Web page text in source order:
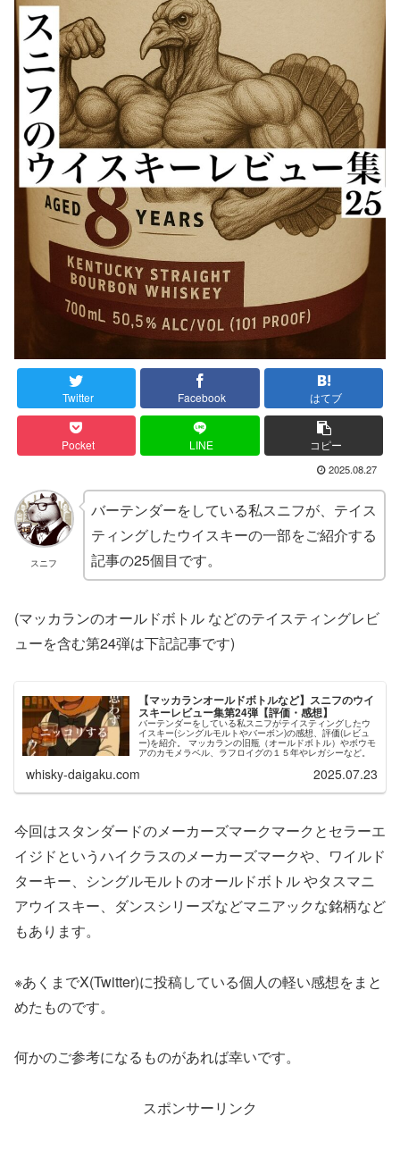
Twitter Facebook はてブ
Pocket LINE コピー
2025.08.27
スニフ
バーテンダーをしている私スニフが、テイス
ティングしたウイスキーの一部をご紹介する
記事の25個目です。
(マッカランのオールドボトル などのテイスティングレビ
ューを含む第24弾は下記記事です)
【マッカランオールドボトルなど】スニフのウイ
スキーレビュー集第24弾【評価・感想】
バーテンダーをしている私スニフがテイスティングしたウ
イスキー(シングルモルトやバーボン)の感想、評価(レビュ
ー)を紹介。 マッカランの旧瓶（オールドボトル）やボウモ
アのカモメラベル、ラフロイグの１５年やレガシーなど。
whisky-daigaku.com 2025.07.23
今回はスタンダードのメーカーズマークマークとセラーエ
イジドというハイクラスのメーカーズマークや、ワイルド
ターキー、シングルモルトのオールドボトル やタスマニ
アウイスキー、ダンスシリーズなどマニアックな銘柄など
もあります。
※あくまでX(Twitter)に投稿している個人の軽い感想をまと
めたものです。
何かのご参考になるものがあれば幸いです。
スポンサーリンク